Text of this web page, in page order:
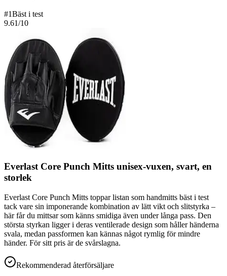
#1Bäst i test
9.61/10
Everlast Core Punch Mitts unisex-vuxen, svart, en
storlek
Everlast Core Punch Mitts toppar listan som handmitts bäst i test
tack vare sin imponerande kombination av lätt vikt och slitstyrka –
här får du mittsar som känns smidiga även under långa pass. Den
största styrkan ligger i deras ventilerade design som håller händerna
svala, medan passformen kan kännas något rymlig för mindre
händer. För sitt pris är de svårslagna.
Rekommenderad återförsäljare